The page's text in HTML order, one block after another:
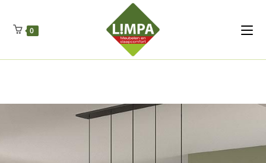
Regenschut
Drueckerpro
Fettsauren Dekemax Kapselmed
Luftkuhlen Zauberfan Netzfenste Insektensc
0